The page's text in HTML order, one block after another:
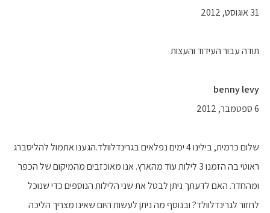
31 אוגוסט, 2012
תודה עבור העידוד והעצות
benny levy
6 ספטמבר, 2012
שלום כרמית, בילינו 4 ימים נפלאים בגרינדלוולד.הגענו אתמול להליסברג
ראוטי בה הזמנו 3 לילות עוד מהארץ. אנו מאוכזבים מהמיקום של הכפר
ומהחדר. האם לדעתך ניתן לבטל את שני הלילות הנוספים כדי שנוכל
לחזור לגרינדלוולד? ובנוסף מה ניתן לעשות היום שאינו מצריך הליכה